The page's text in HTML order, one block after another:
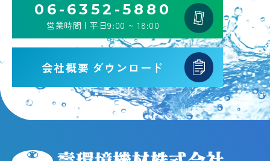
06-6352-5880
営業時間 | 平日9:00 ~ 18:00
会社概要 ダウンロード